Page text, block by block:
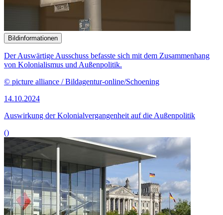
Bildinformationen
Der Auswärtige Ausschuss befasste sich mit dem Zusammenhang
von Kolonialismus und Außenpolitik.
© picture alliance / Bildagentur-online/Schoening
14.10.2024
Auswirkung der Kolonialvergangenheit auf die Außenpolitik
()